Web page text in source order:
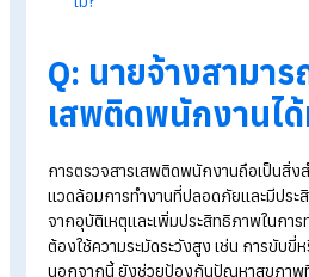
Q&A พนักงานมาสายบ่อย ตา
ไม่?
Q&Aพนักงานลงเวลาแทนกัน
ชดเชยไหม
Q&Aหนังสือเตือนพนักงานสา
Q&Aพนักงานมาสายบ่อย ตา